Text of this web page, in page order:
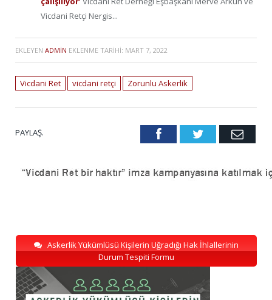
Vicdani Retçi Nergis...
EKLEYEN ADMIN EKLENME TARIHI: MART 7, 2022
Vicdani Ret vicdani retçi Zorunlu Askerlik
PAYLAŞ. FacebookTwitter Email
Askerlik Yükümlüsü Kişilerin Uğradığı Hak İhlallerinin
Durum Tespiti Formu